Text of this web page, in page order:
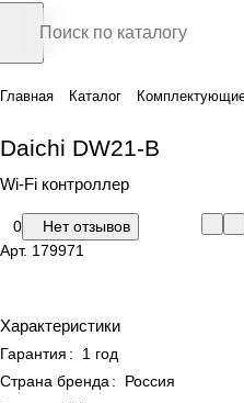
Главная Каталог
Daichi DW21-B
Wi-Fi контроллер
0
Нет отзывов
Арт. 179971
Характеристики
Гарантия :
1 год
Страна бренда :
Россия